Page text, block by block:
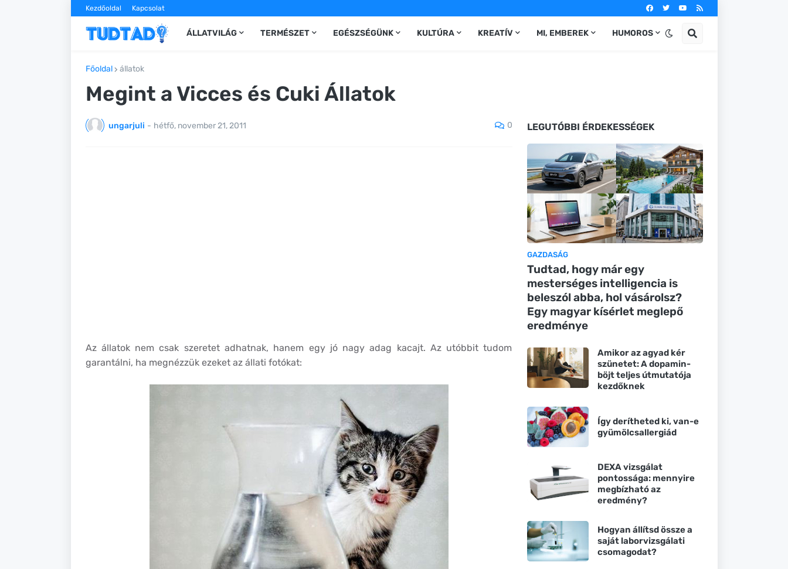
Kezdőoldal Kapcsolat
ÁLLATVILÁG TERMÉSZET EGÉSZSÉGÜNK KULTÚRA KREATÍV MI, EMBEREK HUMOROS
Főoldal állatok
Megint a Vicces és Cuki Állatok
ungarjuli - hétfő, november 21, 2011 0
Az állatok nem csak szeretet adhatnak, hanem egy jó nagy adag kacajt. Az utóbbit tudom
garantálni, ha megnézzük ezeket az állati fotókat:
LEGUTÓBBI ÉRDEKESSÉGEK
GAZDASÁG
Tudtad, hogy már egy
mesterséges intelligencia is
beleszól abba, hol vásárolsz?
Egy magyar kísérlet meglepő
eredménye
Amikor az agyad kér
szünetet: A dopamin-
böjt teljes útmutatója
kezdőknek
Így derítheted ki, van-e
gyümölcsallergiád
DEXA vizsgálat
pontossága: mennyire
megbízható az
eredmény?
Hogyan állítsd össze a
saját laborvizsgálati
csomagodat?